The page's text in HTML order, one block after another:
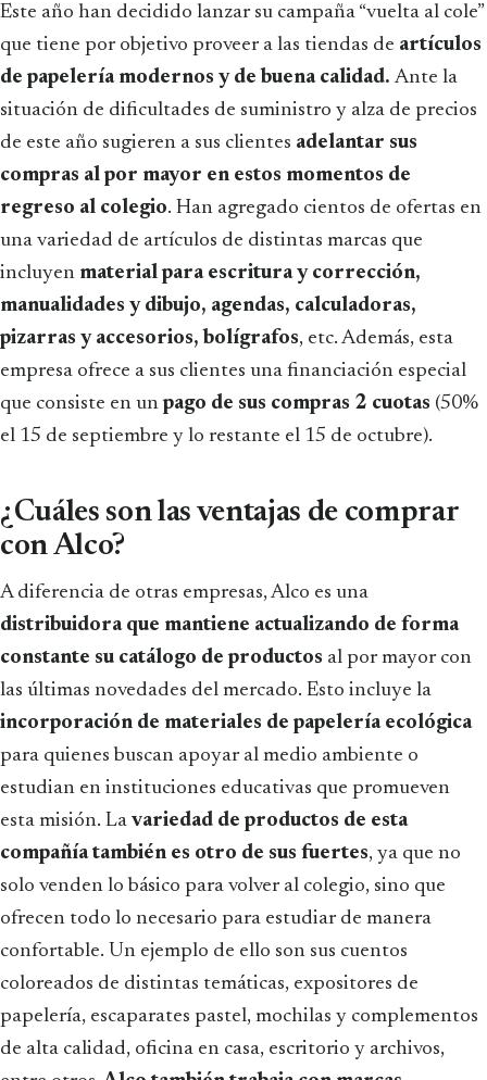
Este año han decidido lanzar su campaña “vuelta al cole”
que tiene por objetivo proveer a las tiendas de artículos
de papelería modernos y de buena calidad. Ante la
situación de dificultades de suministro y alza de precios
de este año sugieren a sus clientes adelantar sus
compras al por mayor en estos momentos de
regreso al colegio. Han agregado cientos de ofertas en
una variedad de artículos de distintas marcas que
incluyen material para escritura y corrección,
manualidades y dibujo, agendas, calculadoras,
pizarras y accesorios, bolígrafos, etc. Además, esta
empresa ofrece a sus clientes una financiación especial
que consiste en unpago de sus compras 2 cuotas (50%
el 15 de septiembre y lo restante el 15 de octubre).
¿Cuáles son las ventajas de comprar
con Alco?
A diferencia de otras empresas, Alco es una
distribuidora que mantiene actualizando de forma
constante su catálogo de productos al por mayor con
las últimas novedades del mercado. Esto incluye la
incorporación de materiales de papelería ecológica
para quienes buscan apoyar al medio ambiente o
estudian en instituciones educativas que promueven
esta misión. La variedad de productos de esta
compañía también es otro de sus fuertes, ya que no
solo venden lo básico para volver al colegio, sino que
ofrecen todo lo necesario para estudiar de manera
confortable. Un ejemplo de ello son sus cuentos
coloreados de distintas temáticas, expositores de
papelería, escaparates pastel, mochilas y complementos
de alta calidad, oficina en casa, escritorio y archivos,